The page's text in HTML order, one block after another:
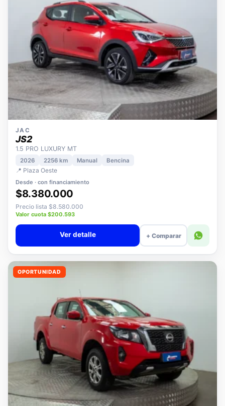
JAC
JS2
1.5 PRO LUXURY MT
2026 2256 km
📍 Plaza Oeste
Desde · con financiamiento
$8.380.000
Precio lista $8.580.000
Valor cuota $200.593
+ Comparar